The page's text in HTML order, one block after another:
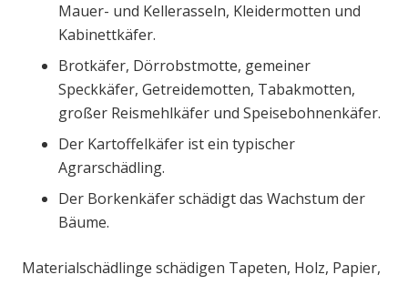
Mauer- und Kellerasseln, Kleidermotten und
Kabinettkäfer.
Brotkäfer, Dörrobstmotte, gemeiner
Speckkäfer, Getreidemotten, Tabakmotten,
großer Reismehlkäfer und Speisebohnenkäfer.
Der Kartoffelkäfer ist ein typischer
Agrarschädling.
Der Borkenkäfer schädigt das Wachstum der
Bäume.
Materialschädlinge schädigen Tapeten, Holz, Papier,